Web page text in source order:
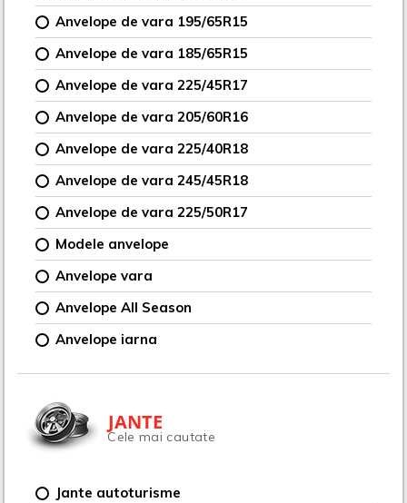
Anvelope de vara 195/65R15
Anvelope de vara 185/65R15
Anvelope de vara 225/45R17
Anvelope de vara 205/60R16
Anvelope de vara 225/40R18
Anvelope de vara 245/45R18
Anvelope de vara 225/50R17
Modele anvelope
Anvelope vara
Anvelope All Season
Anvelope iarna
JANTE
Cele mai cautate
Jante autoturisme